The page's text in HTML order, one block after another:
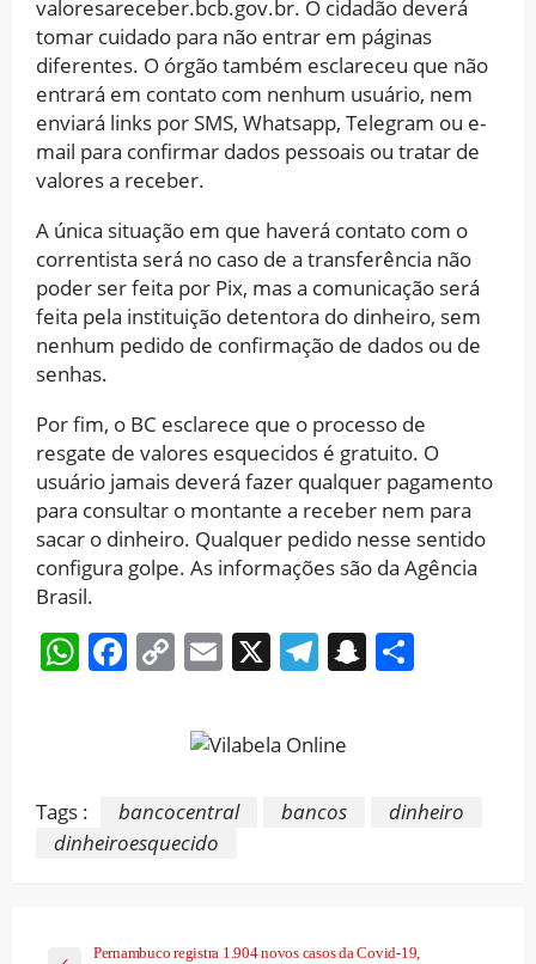
valoresareceber.bcb.gov.br. O cidadão deverá
tomar cuidado para não entrar em páginas
diferentes. O órgão também esclareceu que não
entrará em contato com nenhum usuário, nem
enviará links por SMS, Whatsapp, Telegram ou e-
mail para confirmar dados pessoais ou tratar de
valores a receber.
A única situação em que haverá contato com o
correntista será no caso de a transferência não
poder ser feita por Pix, mas a comunicação será
feita pela instituição detentora do dinheiro, sem
nenhum pedido de confirmação de dados ou de
senhas.
Por fim, o BC esclarece que o processo de
resgate de valores esquecidos é gratuito. O
usuário jamais deverá fazer qualquer pagamento
para consultar o montante a receber nem para
sacar o dinheiro. Qualquer pedido nesse sentido
configura golpe. As informações são da Agência
Brasil.
WhatsApp
Facebook
CopyEmail
X Telegram
Snapchat
Tags : bancocentral bancos
dinheiro
dinheiroesquecido
Pernambuco registra 1.904 novos casos da Covid-19,